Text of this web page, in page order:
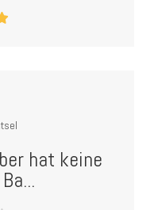
hat keine